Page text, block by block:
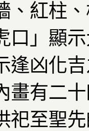
、紅柱
口」顯
逢凶化
畫有二
祀至聖